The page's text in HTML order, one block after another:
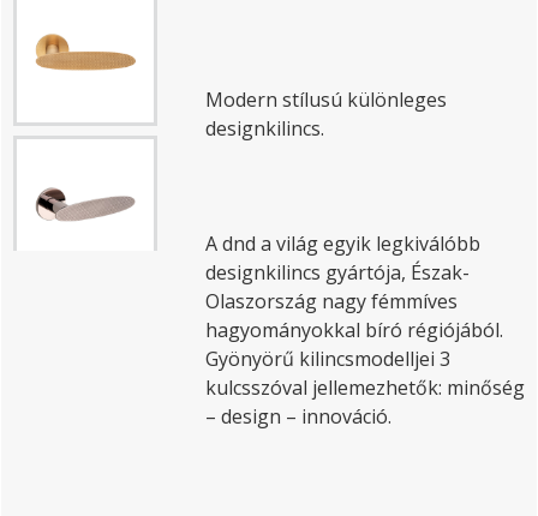
Modern stílusú különleges
designkilincs.
A dnd a világ egyik legkiválóbb
designkilincs gyártója, Észak-
Olaszország nagy fémmíves
hagyományokkal bíró régiójából.
Gyönyörű kilincsmodelljei 3
kulcsszóval jellemezhetők: minőség
– design – innováció.